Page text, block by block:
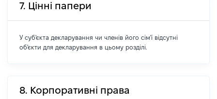
7. Цінні папери
У суб'єкта декларування чи членів його сім'ї відсутні
об'єкти для декларування в цьому розділі.
8. Корпоративні права